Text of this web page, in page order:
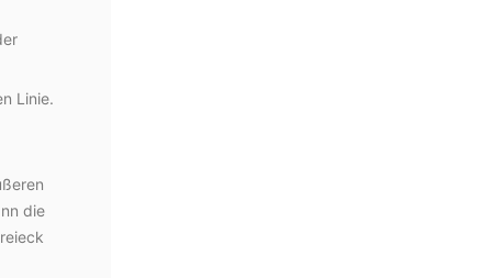
Linie.
die